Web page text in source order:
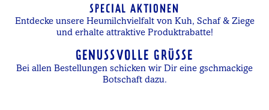
SPECIAL AKTIONEN
Entdecke unsere Heumilchvielfalt von Kuh, Schaf & Ziege
und erhalte attraktive Produktrabatte!
GENUSSVOLLE GRÜSSE
Bei allen Bestellungen schicken wir Dir eine gschmackige
Botschaft dazu.